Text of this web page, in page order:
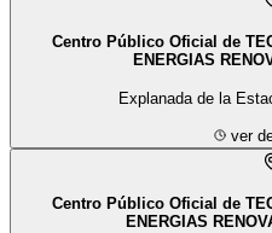
Centro Público Oficial de
ENERGIAS
Explanada de la
ver
Centro Público Oficial de
ENERGIAS